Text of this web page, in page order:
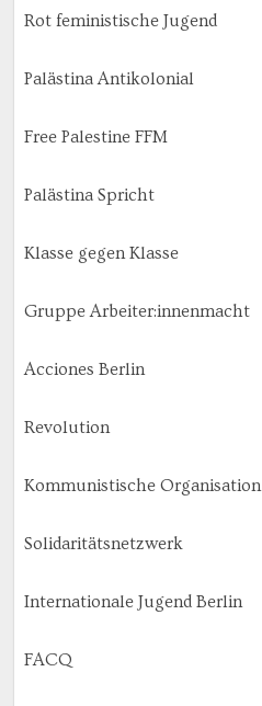
Rot feministische Jugend
Palästina Antikolonial
Free Palestine FFM
Palästina Spricht
Klasse gegen Klasse
Gruppe Arbeiter:innenmacht
Acciones Berlin
Revolution
Kommunistische Organisation
Solidaritätsnetzwerk
Internationale Jugend Berlin
FACQ